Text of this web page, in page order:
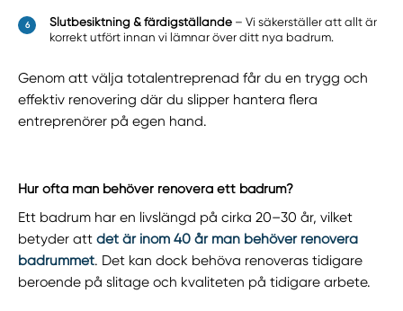
Slutbesiktning & färdigställande – Vi säkerställer att allt är
korrekt utfört innan vi lämnar över ditt nya badrum.
Genom att välja totalentreprenad får du en trygg och
effektiv renovering där du slipper hantera flera
entreprenörer på egen hand.
Hur ofta man behöver renovera ett badrum?
Ett badrum har en livslängd på cirka 20–30 år, vilket
betyder attdet är inom 40 år man behöver renovera
badrummet. Det kan dock behöva renoveras tidigare
beroende på slitage och kvaliteten på tidigare arbete.